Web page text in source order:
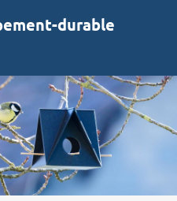
durable